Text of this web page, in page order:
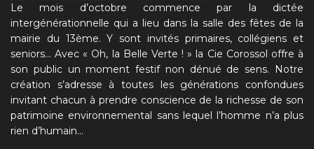
Le mois d’octobre commence par la dictée
intergénérationnelle qui a lieu dans la salle des fêtes de la
mairie du 13ème. Y sont invités primaires, collégiens et
seniors… Avec « Oh, la Belle Verte ! » la Cie Corossol offre à
son public un moment festif non dénué de sens. Notre
création s’adresse à toutes les générations confondues
invitant chacun à prendre conscience de la richesse de son
patrimoine environnemental sans lequel l’homme n’a plus
rien d’humain…